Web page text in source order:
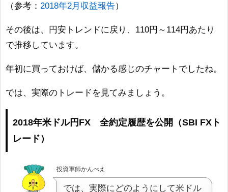
（参考： 2018年2月収益報告）
その後は、円安トレンドに戻り、110円～114円あたり
で推移しています。
年初に買っておけば、儲かる感じのチャートでしたね。
では、実際のトレードを見てみましょう。
2018年米ドル円FX 全約定履歴を公開（SBI FXト
レード）
投資軍師かんべえ
では、実際にどのようにして米ドル